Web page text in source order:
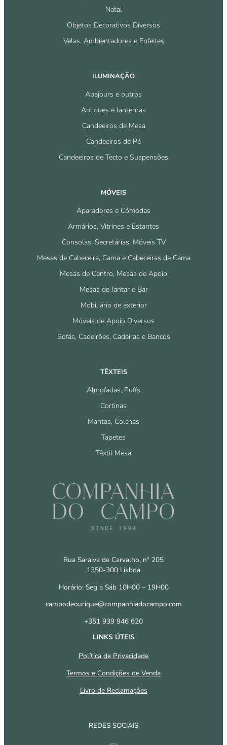
Natal
Objetos Decorativos Diversos
Velas, Ambientadores e Enfeites
ILUMINAÇÃO
Abajours e outros
Apliques e lanternas
Candeeiros de Mesa
Candeeiros de Pé
Candeeiros de Tecto e Suspensões
MÓVEIS
Aparadores e Cómodas
Armários, Vitrines e Estantes
Consolas, Secretárias, Móveis TV
Mesas de Cabeceira, Cama e Cabeceiras de Cama
Mesas de Centro, Mesas de Apoio
Mesas de Jantar e Bar
Mobiliário de exterior
Móveis de Apoio Diversos
Sofás, Cadeirões, Cadeiras e Bancos
TÊXTEIS
Almofadas, Puffs
Cortinas
Mantas, Colchas
Tapetes
Têxtil Mesa
LINKS ÚTEIS
Política de Privacidade
Termos e Condições de Venda
Livro de Reclamações
REDES SOCIAIS
Rua Saraiva de Carvalho, nº 205
1350-300 Lisboa
Horário: Seg a Sáb 10H00 – 19H00
campodeourique@companhiadocampo.com
+351 939 946 620